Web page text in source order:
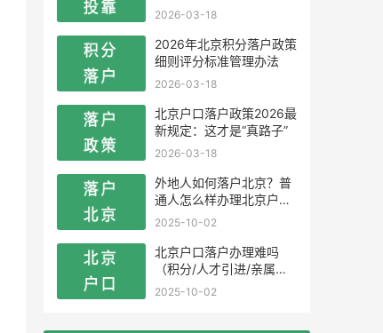
2026-03-18
2026年北京积分落户政策
细则评分标准管理办法
2026-03-18
北京户口落户政策2026最
新规定：这才是“真路子”
2026-03-18
外地人如何落户北京？普
通人怎么样办理北京户
口？
2025-10-02
北京户口落户办理难吗
（积分/人才引进/亲属投
靠）
2025-10-02